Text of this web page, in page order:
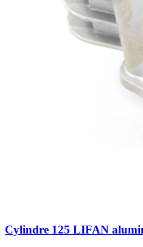
Cylindre 125 LIFAN